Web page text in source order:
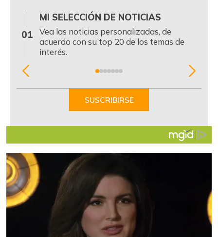
01
MI SELECCIÓN DE NOTICIAS
Vea las noticias personalizadas, de
acuerdo con su top 20 de los temas de
interés.
Item
SUSCRIBIRSE